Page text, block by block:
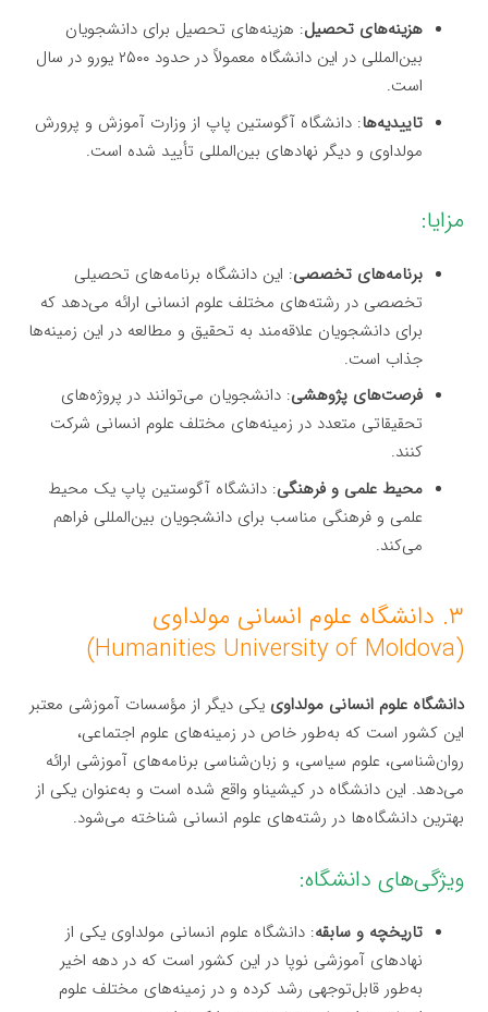
هزینه‌های تحصیل: هزینه‌های تحصیل برای دانشجویان
بین‌المللی در این دانشگاه معمولاً در حدود ۲۵۰۰ یورو در سال
است.
تاییدیه‌ها: دانشگاه آگوستین پاپ از وزارت آموزش و پرورش
مولداوی و دیگر نهادهای بین‌المللی تأیید شده است.
مزایا:
برنامه‌های تخصصی: این دانشگاه برنامه‌های تحصیلی
تخصصی در رشته‌های مختلف علوم انسانی ارائه می‌دهد که
برای دانشجویان علاقه‌مند به تحقیق و مطالعه در این زمینه‌ها
جذاب است.
فرصت‌های پژوهشی: دانشجویان می‌توانند در پروژه‌های
تحقیقاتی متعدد در زمینه‌های مختلف علوم انسانی شرکت
کنند.
محیط علمی و فرهنگی: دانشگاه آگوستین پاپ یک محیط
علمی و فرهنگی مناسب برای دانشجویان بین‌المللی فراهم
می‌کند.
۳. دانشگاه علوم انسانی مولداوی
(Humanities University of Moldova)
دانشگاه علوم انسانی مولداوی یکی دیگر از مؤسسات آموزشی معتبر
این کشور است که به‌طور خاص در زمینه‌های علوم اجتماعی،
روان‌شناسی، علوم سیاسی، و زبان‌شناسی برنامه‌های آموزشی ارائه
می‌دهد. این دانشگاه در کیشیناو واقع شده است و به‌عنوان یکی از
بهترین دانشگاه‌ها در رشته‌های علوم انسانی شناخته می‌شود.
ویژگی‌های دانشگاه:
تاریخچه و سابقه: دانشگاه علوم انسانی مولداوی یکی از
نهادهای آموزشی نوپا در این کشور است که در دهه اخیر
به‌طور قابل‌توجهی رشد کرده و در زمینه‌های مختلف علوم